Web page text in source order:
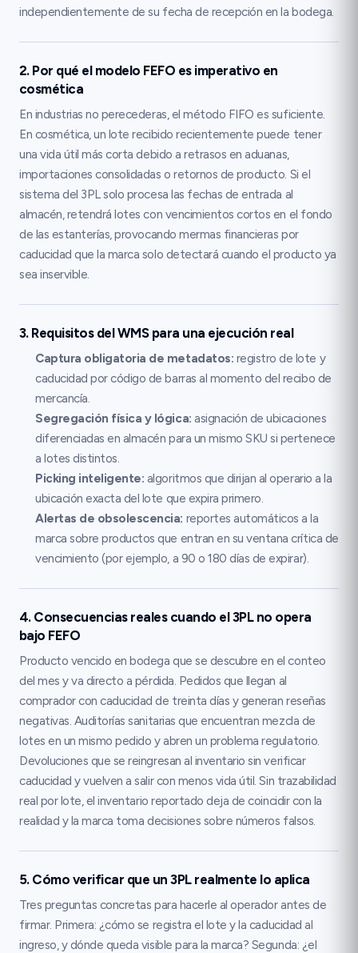
independientemente de su fecha de recepción en la bodega.
2. Por qué el modelo FEFO es imperativo en
cosmética
En industrias no perecederas, el método FIFO es suficiente.
En cosmética, un lote recibido recientemente puede tener
una vida útil más corta debido a retrasos en aduanas,
importaciones consolidadas o retornos de producto. Si el
sistema del 3PL solo procesa las fechas de entrada al
almacén, retendrá lotes con vencimientos cortos en el fondo
de las estanterías, provocando mermas financieras por
caducidad que la marca solo detectará cuando el producto ya
sea inservible.
3. Requisitos del WMS para una ejecución real
Captura obligatoria de metadatos: registro de lote y
caducidad por código de barras al momento del recibo de
mercancía.
Segregación física y lógica: asignación de ubicaciones
diferenciadas en almacén para un mismo SKU si pertenece
a lotes distintos.
Picking inteligente: algoritmos que dirijan al operario a la
ubicación exacta del lote que expira primero.
Alertas de obsolescencia: reportes automáticos a la
marca sobre productos que entran en su ventana crítica de
vencimiento (por ejemplo, a 90 o 180 días de expirar).
4. Consecuencias reales cuando el 3PL no opera
bajo FEFO
Producto vencido en bodega que se descubre en el conteo
del mes y va directo a pérdida. Pedidos que llegan al
comprador con caducidad de treinta días y generan reseñas
negativas. Auditorías sanitarias que encuentran mezcla de
lotes en un mismo pedido y abren un problema regulatorio.
Devoluciones que se reingresan al inventario sin verificar
caducidad y vuelven a salir con menos vida útil. Sin trazabilidad
real por lote, el inventario reportado deja de coincidir con la
realidad y la marca toma decisiones sobre números falsos.
5. Cómo verificar que un 3PL realmente lo aplica
Tres preguntas concretas para hacerle al operador antes de
firmar. Primera: ¿cómo se registra el lote y la caducidad al
ingreso, y dónde queda visible para la marca? Segunda: ¿el